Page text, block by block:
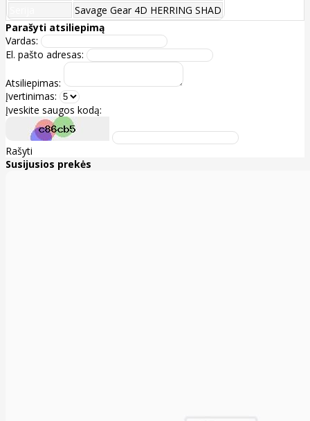
Savage Gear 4D HERRING SHAD
Parašyti atsiliepimą
Vardas:
El. pašto adresas:
Atsiliepimas:
Įvertinimas:
Įveskite saugos kodą:
Rašyti
Susijusios prekės